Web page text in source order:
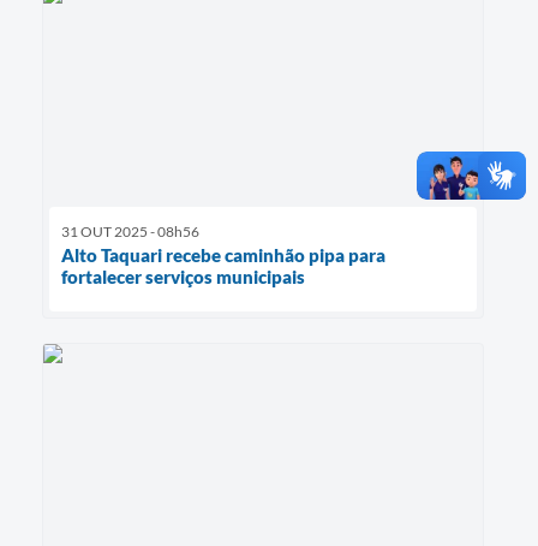
31 OUT 2025 - 08h56
Alto Taquari recebe caminhão pipa para
fortalecer serviços municipais